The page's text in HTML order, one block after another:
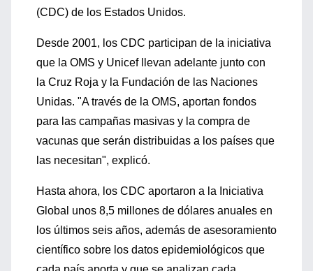
(CDC) de los Estados Unidos.
Desde 2001, los CDC participan de la iniciativa
que la OMS y Unicef llevan adelante junto con
la Cruz Roja y la Fundación de las Naciones
Unidas. "A través de la OMS, aportan fondos
para las campañas masivas y la compra de
vacunas que serán distribuidas a los países que
las necesitan", explicó.
Hasta ahora, los CDC aportaron a la Iniciativa
Global unos 8,5 millones de dólares anuales en
los últimos seis años, además de asesoramiento
científico sobre los datos epidemiológicos que